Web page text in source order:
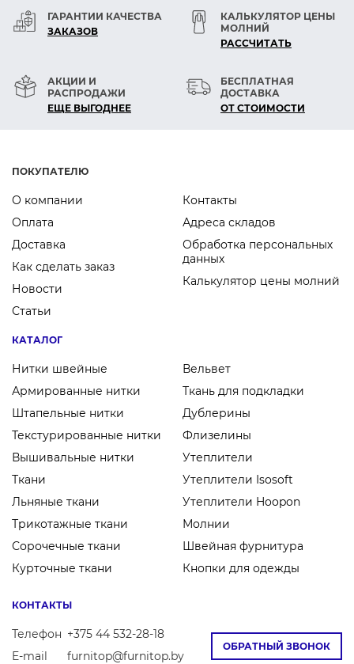
ГАРАНТИИ КАЧЕСТВА
ЗАКАЗОВ
КАЛЬКУЛЯТОР ЦЕНЫ
МОЛНИЙ
РАСCЧИТАТЬ
АКЦИИ И
РАСПРОДАЖИ
ЕЩЕ ВЫГОДНЕЕ
БЕСПЛАТНАЯ
ДОСТАВКА
ОТ СТОИМОСТИ
ПОКУПАТЕЛЮ
О компании
Оплата
Доставка
Как сделать заказ
Новости
Статьи
Контакты
Адреса складов
Обработка персональных
данных
Калькулятор цены молний
КАТАЛОГ
Нитки швейные
Армированные нитки
Штапельные нитки
Текстурированные нитки
Вышивальные нитки
Ткани
Льняные ткани
Трикотажные ткани
Сорочечные ткани
Курточные ткани
Вельвет
Ткань для подкладки
Дублерины
Флизелины
Утеплители
Утеплители Isosoft
Утеплители Hoopon
Молнии
Швейная фурнитура
Кнопки для одежды
ОБРАТНЫЙ ЗВОНОК
КОНТАКТЫ
Телефон +375 44 532-28-18
E-mail
furnitop@furnitop.by